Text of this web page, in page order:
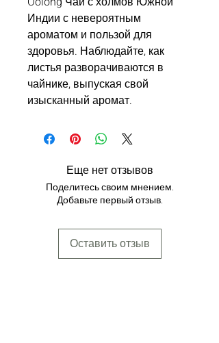
Индии с невероятным
ароматом и пользой для
здоровья. Наблюдайте, как
листья разворачиваются в
чайнике, выпуская свой
изысканный аромат.
Еще нет отзывов
Поделитесь своим мнением.
Добавьте первый отзыв.
Оставить отзыв